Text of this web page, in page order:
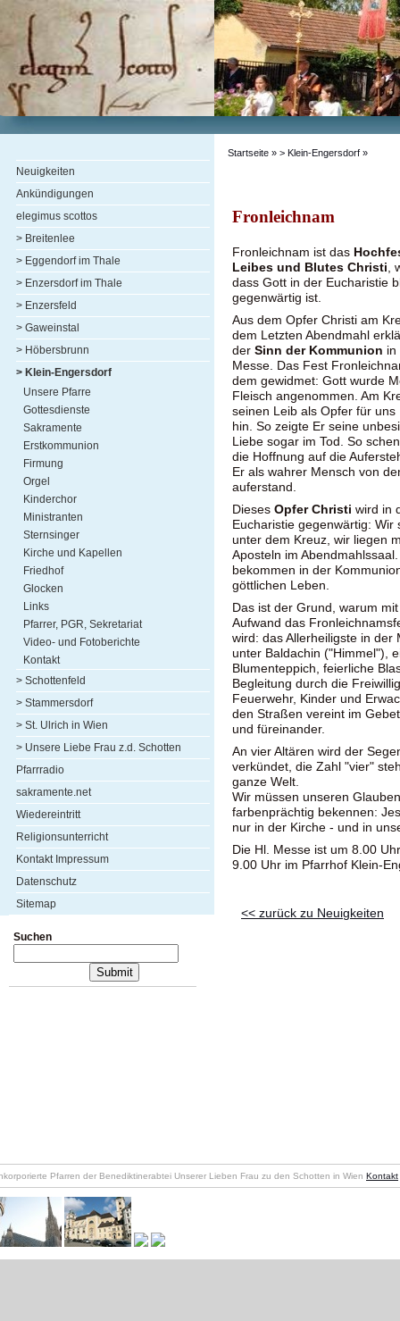
Neuigkeiten
Ankündigungen
elegimus scottos
> Breitenlee
> Eggendorf im Thale
> Enzersdorf im Thale
> Enzersfeld
> Gaweinstal
> Höbersbrunn
> Klein-Engersdorf
Unsere Pfarre
Gottesdienste
Sakramente
Erstkommunion
Firmung
Orgel
Kinderchor
Ministranten
Sternsinger
Kirche und Kapellen
Friedhof
Glocken
Links
Pfarrer, PGR, Sekretariat
Video- und Fotoberichte
Kontakt
> Schottenfeld
> Stammersdorf
> St. Ulrich in Wien
> Unsere Liebe Frau z.d. Schotten
Pfarrradio
sakramente.net
Wiedereintritt
Religionsunterricht
Kontakt Impressum
Datenschutz
Sitemap
Suchen
Startseite » > Klein-Engersdorf »
Fronleichnam
Fronleichnam ist das
Leibes und Blutes Christi ,
dass Gott in der Eucharistie
gegenwärtig ist.
Aus dem Opfer Christi am
dem Letzten Abendmahl
der Sinn der Kommunion in
Messe. Das Fest
dem gewidmet: Gott wurde
Fleisch angenommen. Am
seinen Leib als Opfer für uns
hin. So zeigte Er seine
Liebe sogar im Tod. So
die Hoffnung auf die
Er als wahrer Mensch von
auferstand.
Dieses Opfer Christi wird in
Eucharistie gegenwärtig: Wir
unter dem Kreuz, wir liegen
Aposteln im
bekommen in der
göttlichen Leben.
Das ist der Grund, warum
Aufwand das
wird: das Allerheiligste in der
unter Baldachin ("Himmel"),
Blumenteppich, feierliche
Begleitung durch die
Feuerwehr, Kinder und
den Straßen vereint im
und füreinander.
An vier Altären wird der
verkündet, die Zahl "vier"
ganze Welt.
Wir müssen unseren
farbenprächtig bekennen:
nur in der Kirche - und in
Die Hl. Messe ist um 8.00
9.00 Uhr im Pfarrhof Klein-
<< zurück zu Neuigkeiten
Pfarren der Benediktinerabtei Unserer Lieben Frau zu den Schotten in Wien Kontakt